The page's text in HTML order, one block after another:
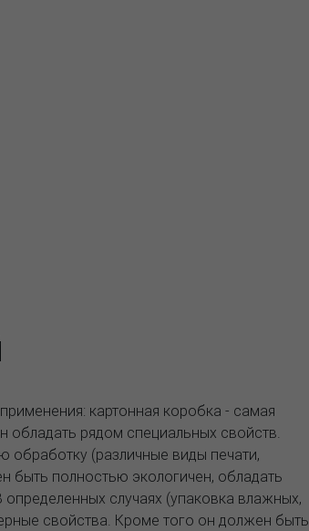
картонная коробка - самая
обладать рядом специальных свойств.
(различные виды печати,
быть полностью экологичен, обладать
случаях (упаковка влажных,
свойства. Кроме того он должен быть